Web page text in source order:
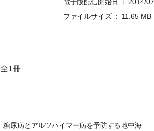
全1冊
糖尿病とアルツハイマー病を予防する地中海
電子版配信開始日
2014/
ファイルサイズ
11.65 MB